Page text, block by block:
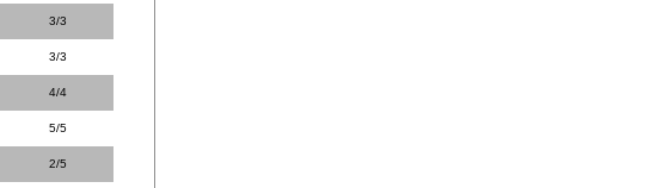
3/3
3/3
4/4
5/5
2/5